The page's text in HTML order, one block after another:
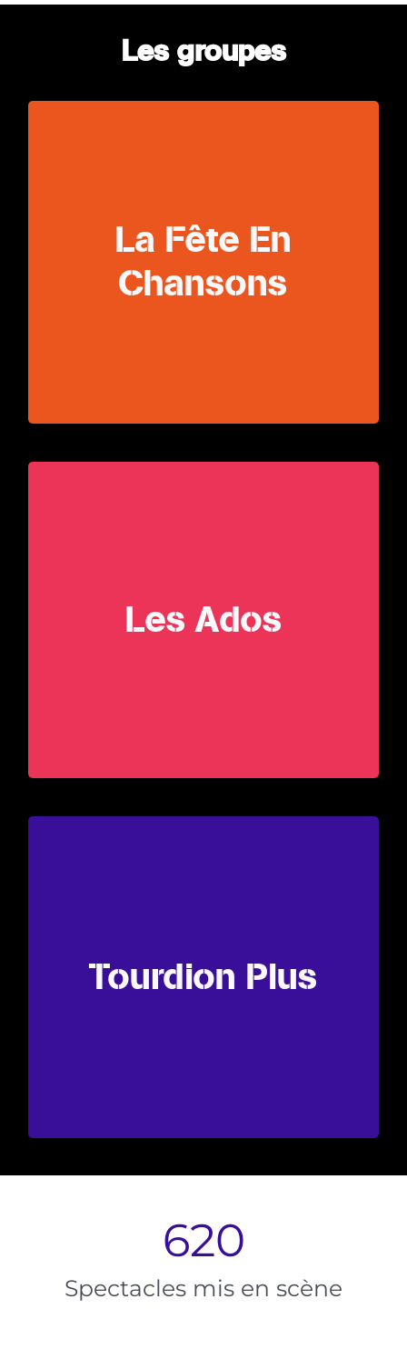
Les groupes
La Fête En
Chansons
Les Ados
Tourdion Plus
620
Spectacles mis en scène